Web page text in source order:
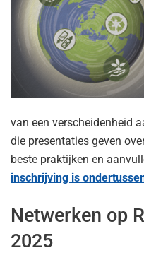
van een verscheidenheid
die presentaties geven
beste praktijken en
inschrijving is
Netwerken op
2025